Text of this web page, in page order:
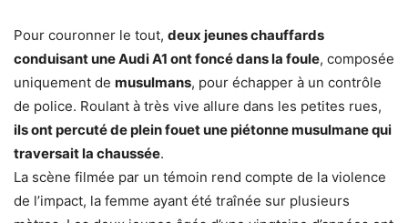
Pour couronner le tout, deux jeunes chauffards
conduisant une Audi A1 ont foncé dans la foule, composée
uniquement de musulmans, pour échapper à un contrôle
de police. Roulant à très vive allure dans les petites rues,
ils ont percuté de plein fouet une piétonne musulmane qui
traversait la chaussée.
La scène filmée par un témoin rend compte de la violence
de l’impact, la femme ayant été traînée sur plusieurs